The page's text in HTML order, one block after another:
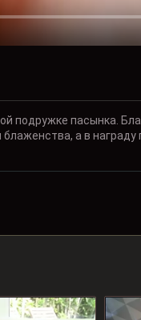
пасынка.
а в награду